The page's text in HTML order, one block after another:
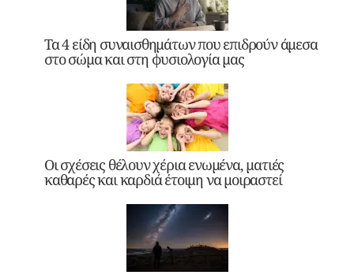
Τα 4 είδη συναισθημάτων που επιδρούν άμεσα
στο σώμα και στη φυσιολογία μας
Οι σχέσεις θέλουν χέρια ενωμένα, ματιές
καθαρές και καρδιά έτοιμη να μοιραστεί